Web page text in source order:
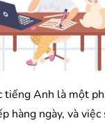
tiếng Anh là một
hàng ngày, và